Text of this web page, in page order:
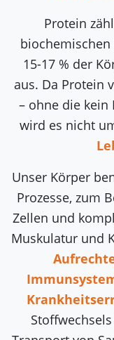
Protein
15-17 % der
aus. Da Protein
– ohne die kein
wird es nicht
Unser Körper
Prozesse, zum
Zellen und
Muskulatur und